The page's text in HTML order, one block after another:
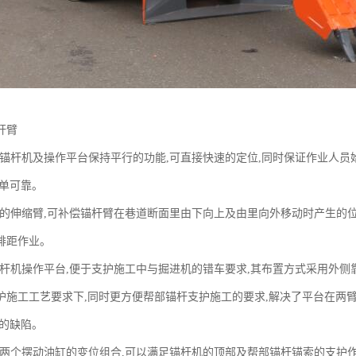
臂
杆机及操作平台保持平行的功能,可直接快速的定位,同时保证作业人员
可靠。
伸缩臂,可补偿锚杆臂在巷道断面里由下向上及由里向外移动时产生的
距作业。
机操作平台,便于支护施工中与掘进机的错车要求,其布置方式采用外侧
施工工艺要求下,同时更方便帮部锚杆支护施工的要求,解决了平台在两
缺陷。
个摆动油缸的变位组合,可以满足锚杆机的顶部及帮部锚杆锚索的支护